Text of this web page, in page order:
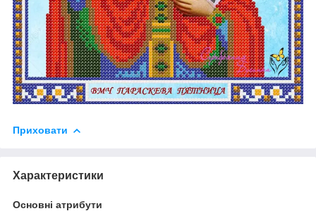
Приховати
Характеристики
Основні атрибути